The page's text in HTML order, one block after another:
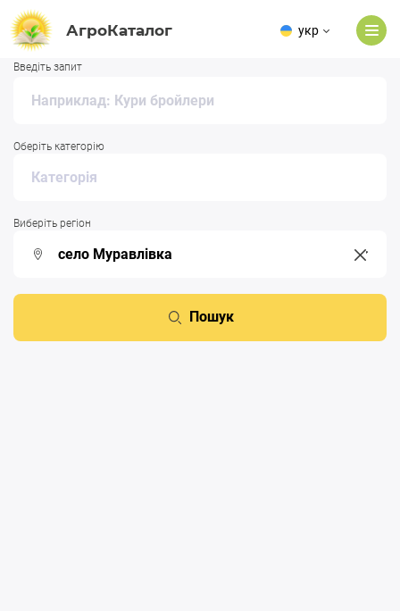
АгроКаталог укр
Введіть запит
Оберіть категорію
Виберіть регіон
Пошук